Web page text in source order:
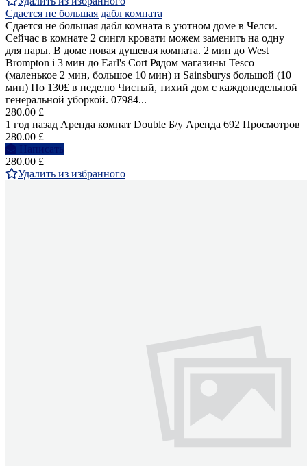
Сдается не большая дабл комната
Сдается не большая дабл комната в уютном доме в Челси.
Сейчас в комнате 2 сингл кровати можем заменить на одну
для пары. В доме новая душевая комната. 2 мин до West
Brompton i 3 мин до Earl's Cort Рядом магазины Tesco
(маленькое 2 мин, большое 10 мин) и Sainsburys большой (10
мин) По 130£ в неделю Чистый, тихий дом с каждонедельной
генеральной уборкой. 07984...
280.00 £
1 год назад Аренда комнат Double Б/у Аренда 692 Просмотров
280.00 £
Написать
280.00 £
Удалить из избранного